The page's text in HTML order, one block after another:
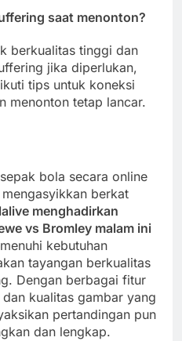
saat menonton?
berkualitas tinggi dan
jika diperlukan,
tips untuk koneksi
menonton tetap lancar.
bola secara online
berkat
menghadirkan
vs Bromley malam ini
kebutuhan
tayangan berkualitas
Dengan berbagai fitur
kualitas gambar yang
pertandingan pun
dan lengkap.